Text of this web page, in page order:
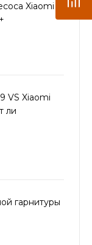
Xiaomi
VS Xiaomi
ли
гарнитуры